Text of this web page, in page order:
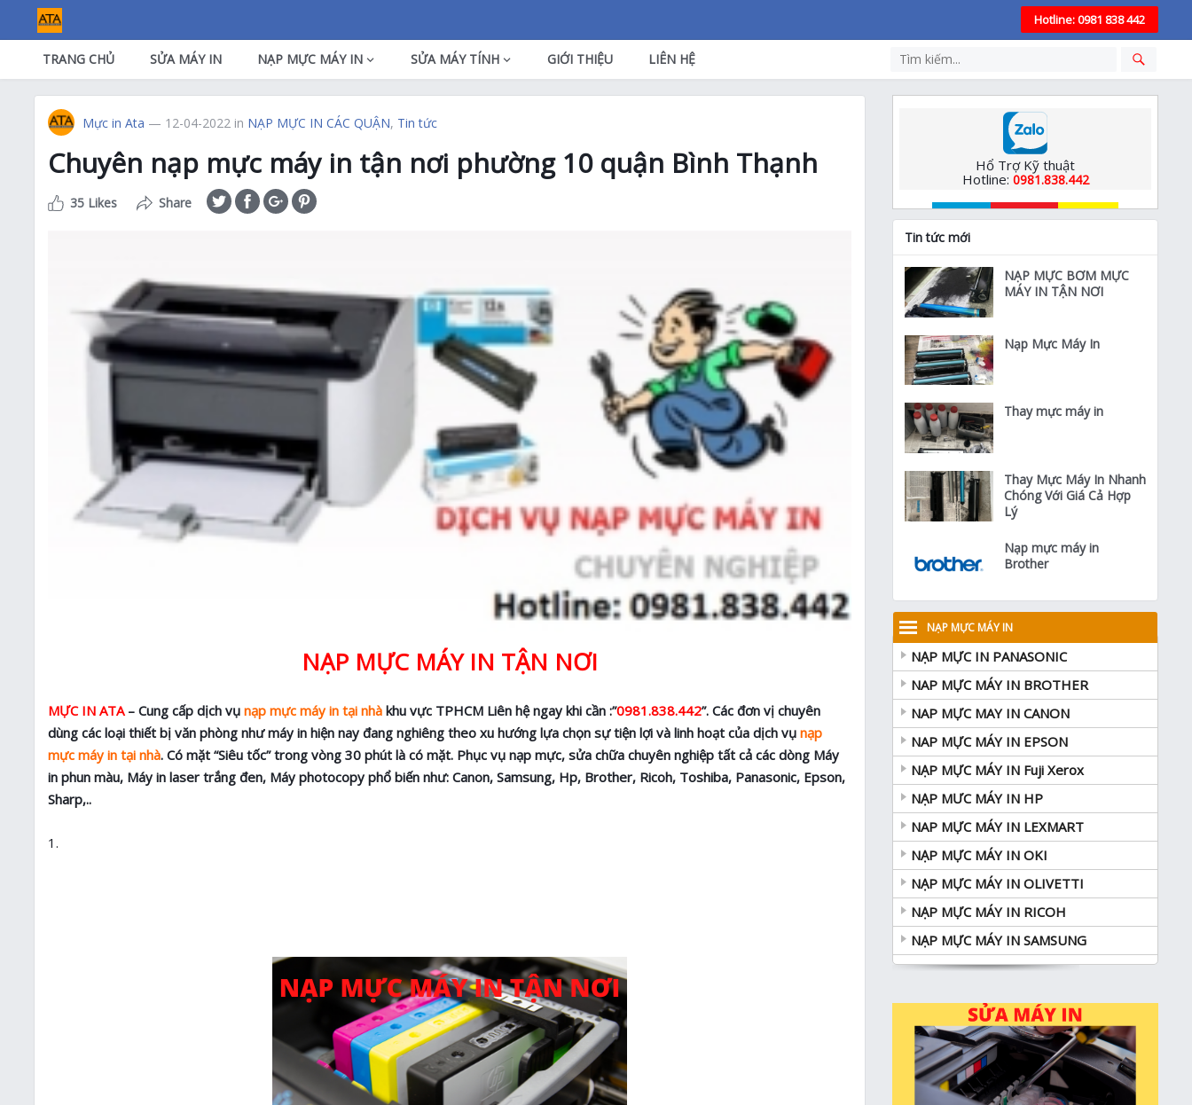
Hotline: 0981 838 442
TRANG CHỦ SỬA MÁY IN NẠP MỰC MÁY IN SỬA MÁY TÍNH GIỚI THIỆU LIÊN HỆ
Mực in Ata — 12-04-2022 in NẠP MỰC IN CÁC QUẬN, Tin tức
Chuyên nạp mực máy in tận nơi phường 10 quận Bình Thạnh
35 Likes Share
NẠP MỰC MÁY IN TẬN NƠI
MỰC IN ATA– Cung cấp dịch vụ nạp mực máy in tại nhà khu vực TPHCM Liên hệ ngay khi cần :”0981.838.442”. Các đơn vị chuyên
dùng các loại thiết bị văn phòng như máy in hiện nay đang nghiêng theo xu hướng lựa chọn sự tiện lợi và linh hoạt của dịch vụ nạp
mực máy in tại nhà. Có mặt “Siêu tốc” trong vòng 30 phút là có mặt. Phục vụ nạp mực, sửa chữa chuyên nghiệp tất cả các dòng Máy
in phun màu, Máy in laser trắng đen, Máy photocopy phổ biến như: Canon, Samsung, Hp, Brother, Ricoh, Toshiba, Panasonic, Epson,
Sharp,..
Hổ Trợ Kỹ thuật
Hotline: 0981.838.442
Tin tức mới
NẠP MỰC BƠM MỰC
MÁY IN TẬN NƠI
Nạp Mực Máy In
Thay mực máy in
Thay Mực Máy In Nhanh
Chóng Với Giá Cả Hợp
Lý
Nạp mực máy in
Brother
NẠP MỰC MÁY IN
NẠP MỰC IN PANASONIC
NAP MỰC MÁY IN BROTHER
NAP MỰC MAY IN CANON
NAP MỰC MÁY IN EPSON
NẠP MỰC MÁY IN Fuji Xerox
NẠP MƯC MÁY IN HP
NAP MỰC MÁY IN LEXMART
NẠP MỰC MÁY IN OKI
NẠP MỰC MÁY IN OLIVETTI
NẠP MỰC MÁY IN RICOH
NẠP MỰC MÁY IN SAMSUNG